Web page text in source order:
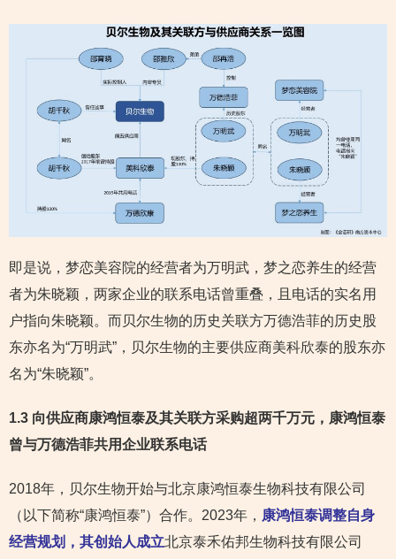
即是说，梦恋美容院的经营者为万明武，梦之恋养生的经营
者为朱晓颖，两家企业的联系电话曾重叠，且电话的实名用
户指向朱晓颖。而贝尔生物的历史关联方万德浩菲的历史股
东亦名为“万明武”，贝尔生物的主要供应商美科欣泰的股东亦
名为“朱晓颖”。
1.3 向供应商康鸿恒泰及其关联方采购超两千万元，康鸿恒泰
曾与万德浩菲共用企业联系电话
2018年，贝尔生物开始与北京康鸿恒泰生物科技有限公司
（以下简称“康鸿恒泰”）合作。2023年， 康鸿恒泰调整自身
经营规划，其创始人成立北京泰禾佑邦生物科技有限公司